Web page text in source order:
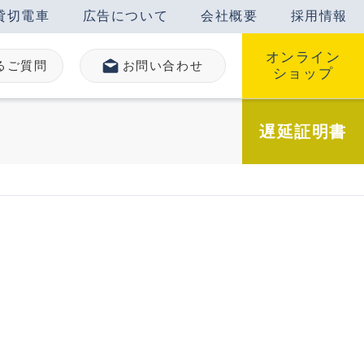
切電車 広告について 会社概要 採用情報
ご質問 お問い合わせ
オンライン
ショップ
遅延証明書